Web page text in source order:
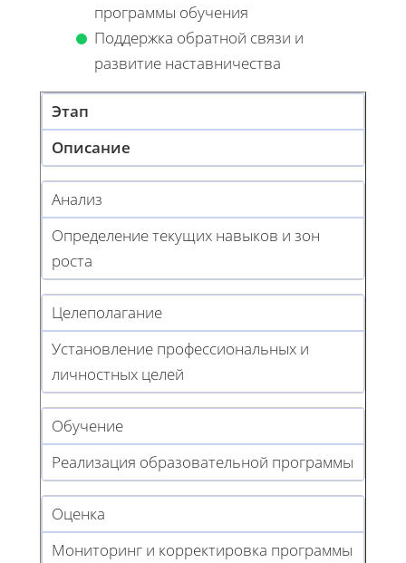
программы обучения
Поддержка обратной связи и
развитие наставничества
Этап
Описание
Анализ
Определение текущих навыков и зон
роста
Целеполагание
Установление профессиональных и
личностных целей
Обучение
Реализация образовательной программы
Оценка
Мониторинг и корректировка программы